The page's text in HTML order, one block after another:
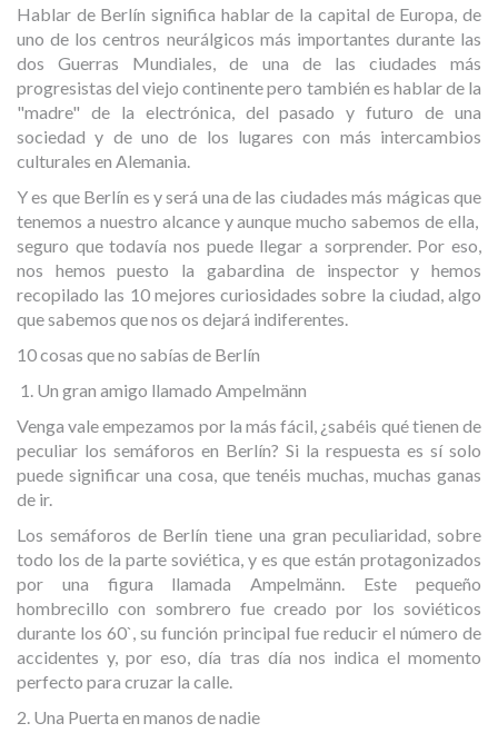
Hablar de Berlín significa hablar de la capital de Europa, de
uno de los centros neurálgicos más importantes durante las
dos Guerras Mundiales, de una de las ciudades más
progresistas del viejo continente pero también es hablar de la
"madre" de la electrónica, del pasado y futuro de una
sociedad y de uno de los lugares con más intercambios
culturales en Alemania.
Y es que Berlín es y será una de las ciudades más mágicas que
tenemos a nuestro alcance y aunque mucho sabemos de ella,
seguro que todavía nos puede llegar a sorprender. Por eso,
nos hemos puesto la gabardina de inspector y hemos
recopilado las 10 mejores curiosidades sobre la ciudad, algo
que sabemos que nos os dejará indiferentes.
10 cosas que no sabías de Berlín
1. Un gran amigo llamado Ampelmänn
Venga vale empezamos por la más fácil, ¿sabéis qué tienen de
peculiar los semáforos en Berlín? Si la respuesta es sí solo
puede significar una cosa, que tenéis muchas, muchas ganas
de ir.
Los semáforos de Berlín tiene una gran peculiaridad, sobre
todo los de la parte soviética, y es que están protagonizados
por una figura llamada Ampelmänn. Este pequeño
hombrecillo con sombrero fue creado por los soviéticos
durante los 60`, su función principal fue reducir el número de
accidentes y, por eso, día tras día nos indica el momento
perfecto para cruzar la calle.
2. Una Puerta en manos de nadie